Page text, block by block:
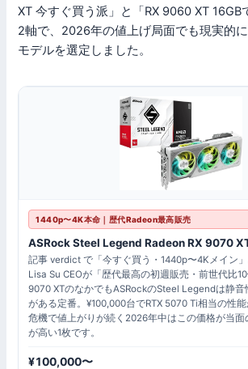
XT 今すぐ買う派」と「RX 9060 XT 16GB
2軸で、2026年の値上げ局面でも現実的
モデルを選定しました。
1440p〜4K本命｜歴代Radeon最高販売
ASRock Steel Legend Radeon RX 9070
記事 verdict で「今すぐ買う・1440p〜4Kメイン」
Lisa Su CEOが「歴代最高の初週販売・前世代比
9070 XTのなかでもASRockのSteel Legendは静
がある定番。¥100,000台でRTX 5070 Ti相当の性
危機で値上がりが続く2026年中はこの価格が当面
が高い1枚です。
¥100,000〜